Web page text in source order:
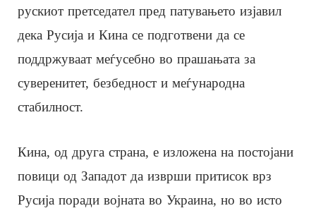
рускиот претседател пред патувањето изјавил
дека Русија и Кина се подготвени да се
поддржуваат меѓусебно во прашањата за
суверенитет, безбедност и меѓународна
стабилност.
Кина, од друга страна, е изложена на постојани
повици од Западот да изврши притисок врз
Русија поради војната во Украина, но во исто